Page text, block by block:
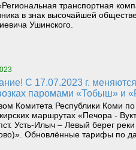
транспортная
в знак высочайшей
Ушинского.
паромами «Тобыш» и
Комитета Республики Коми
маршрутах «Печора -
Усть-Илыч – Левый берег
Обновлённые тарифы по